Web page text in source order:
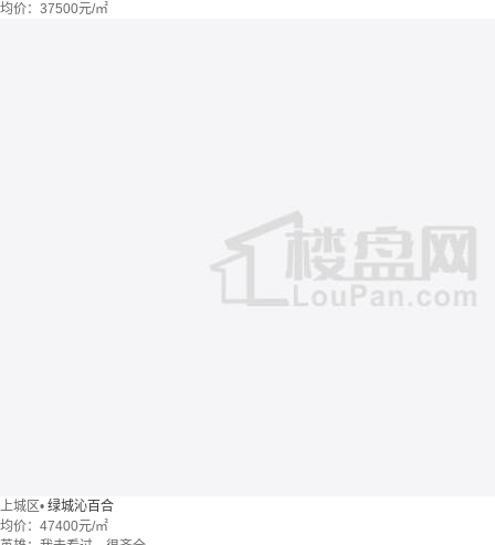
均价： 37500元/㎡
上城区• 绿城沁百合
均价： 47400元/㎡